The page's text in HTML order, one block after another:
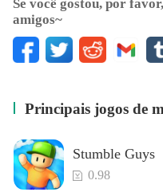
O canal de animação
de subscritores!
Brincar à "Maquilhagem
animação de
uma fantasia fabulosa
com uma vibração suave.
Se você gostou, por
amigos~
Principais jogos de
Stumble Guys
0.98